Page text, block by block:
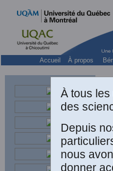
Accueil À propos
À tous
des
Depuis
nous
donner